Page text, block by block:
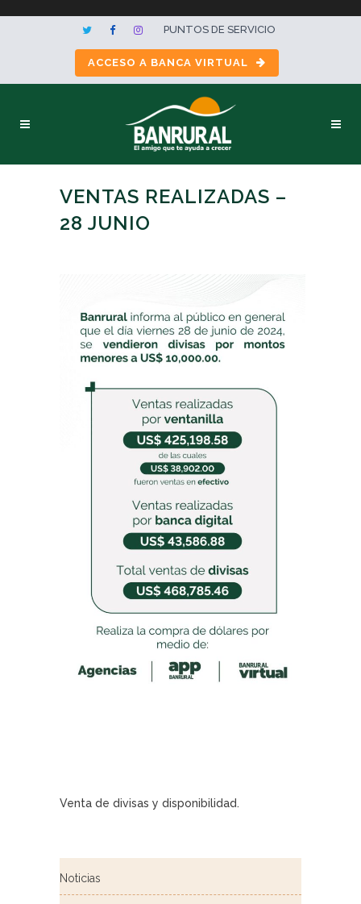
PUNTOS DE SERVICIO
ACCESO A BANCA VIRTUAL
VENTAS REALIZADAS –
28 JUNIO
Venta de divisas y disponibilidad.
Noticias